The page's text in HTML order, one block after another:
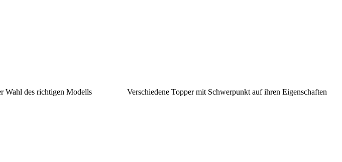
Wahl des richtigen Modells Verschiedene Topper mit Schwerpunkt auf ihren Eigenschaften